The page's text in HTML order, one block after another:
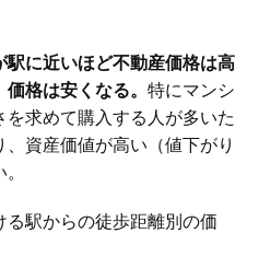
に近いほど不動産価格は高
格は安くなる。 特にマンシ
を求めて購入する人が多いた
資産価値が高い（値下がり
駅からの徒歩距離別の価